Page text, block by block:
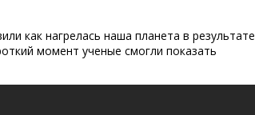
как нагрелась наша планета в результате
момент ученые смогли показать